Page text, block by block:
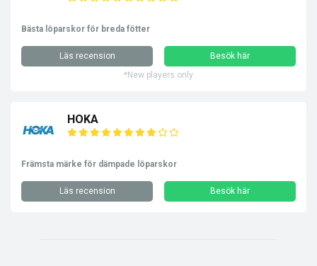
Bästa löparskor för breda fötter
Läs recension
Besök här
*New players only
HOKA
Främsta märke för dämpade löparskor
Läs recension Besök här